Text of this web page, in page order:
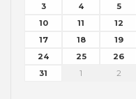
3
4 5
10
11 12
17
18 19
24
25 26
31
1 2